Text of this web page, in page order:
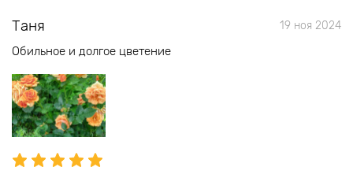
Таня 19 ноя 2024
Обильное и долгое цветение